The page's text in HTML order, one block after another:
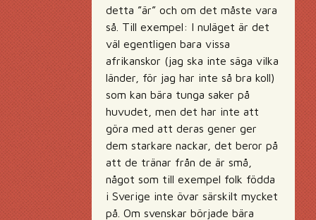
detta ”är” och om det måste vara
så. Till exempel: I nuläget är det
väl egentligen bara vissa
afrikanskor (jag ska inte säga vilka
länder, för jag har inte så bra koll)
som kan bära tunga saker på
huvudet, men det har inte att
göra med att deras gener ger
dem starkare nackar, det beror på
att de tränar från de är små,
något som till exempel folk födda
i Sverige inte övar särskilt mycket
på. Om svenskar började bära